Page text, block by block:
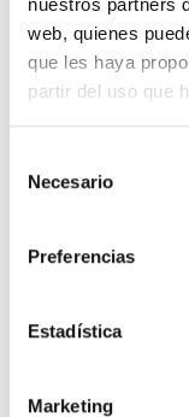
nuestros partners
web, quienes
que les haya
partir del uso que
Necesario
Preferencias
Estadística
Marketing